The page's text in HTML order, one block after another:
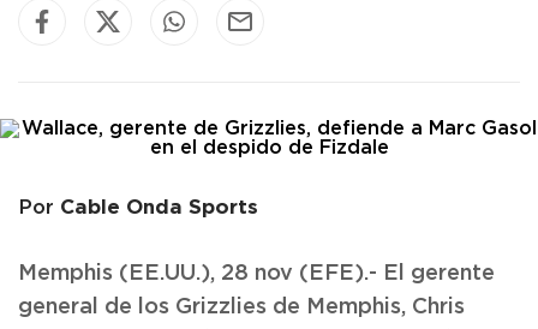
Por Cable Onda Sports
Memphis (EE.UU.), 28 nov (EFE).- El gerente
general de los Grizzlies de Memphis, Chris